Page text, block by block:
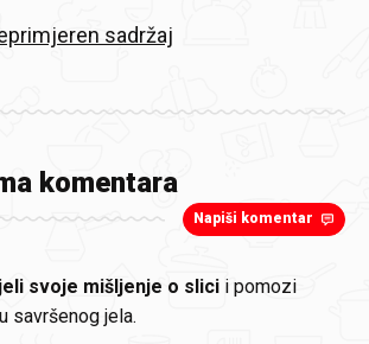
sadržaj
komentara
Napiši komentar
svoje mišljenje o slici i pomozi
savršenog jela.